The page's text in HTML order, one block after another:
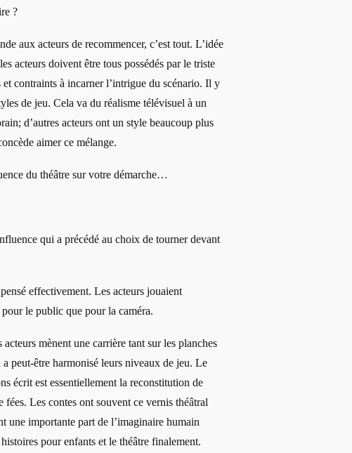
?
aux acteurs de recommencer, c’est tout. L’idée
acteurs doivent être tous possédés par le triste
contraints à incarner l’intrigue du scénario. Il y
de jeu. Cela va du réalisme télévisuel à un
d’autres acteurs ont un style beaucoup plus
aimer ce mélange.
du théâtre sur votre démarche…
qui a précédé au choix de tourner devant
effectivement. Les acteurs jouaient
le public que pour la caméra.
acteurs mènent une carrière tant sur les planches
a peut-être harmonisé leurs niveaux de jeu. Le
écrit est essentiellement la reconstitution de
fées. Les contes ont souvent ce vernis théâtral
une importante part de l’imaginaire humain
pour enfants et le théâtre finalement.